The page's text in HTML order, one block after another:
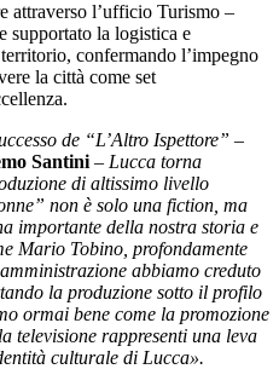
attraverso l’ufficio Turismo –
supportato la logistica e
confermando l’impegno
la città come set
de “L’Altro Ispettore” –
Santini – Lucca torna
di altissimo livello
non è solo una fiction, ma
importante della nostra storia e
Mario Tobino, profondamente
abbiamo creduto
la produzione sotto il profilo
ormai bene come la promozione
televisione rappresenti una leva
culturale di Lucca».